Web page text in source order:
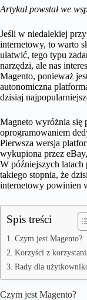
Artykuł powstał we
Jeśli w niedalekiej
internetowy, to warto
ułatwić, tego typu
narzędzi, ale nas
Magento, ponieważ
autonomiczna
dzisiaj
Magneto wyróżnia się
oprogramowaniem
Pierwsza wersja
wykupiona przez
W późniejszych latach
takiego stopnia, że
internetowy powinien
Spis treści
Czym jest Magento?
Korzyści z
Rady dla
Czym jest Magento?